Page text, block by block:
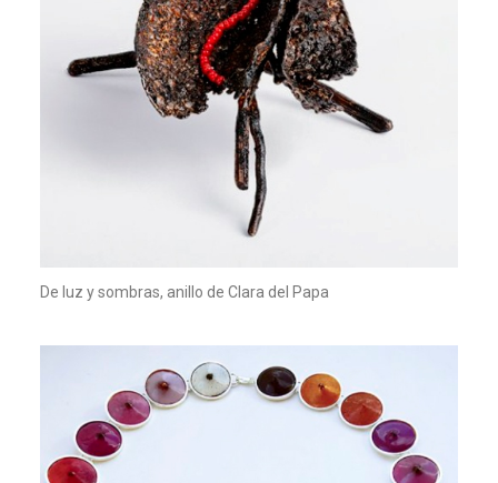
De luz y sombras, anillo de Clara del Papa